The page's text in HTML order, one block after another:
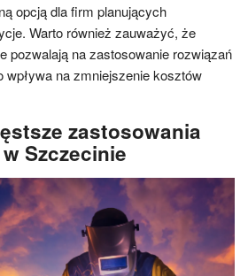
opcją dla firm planujących
Warto również zauważyć, że
pozwalają na zastosowanie rozwiązań
na zmniejszenie kosztów
zastosowania
Szczecinie